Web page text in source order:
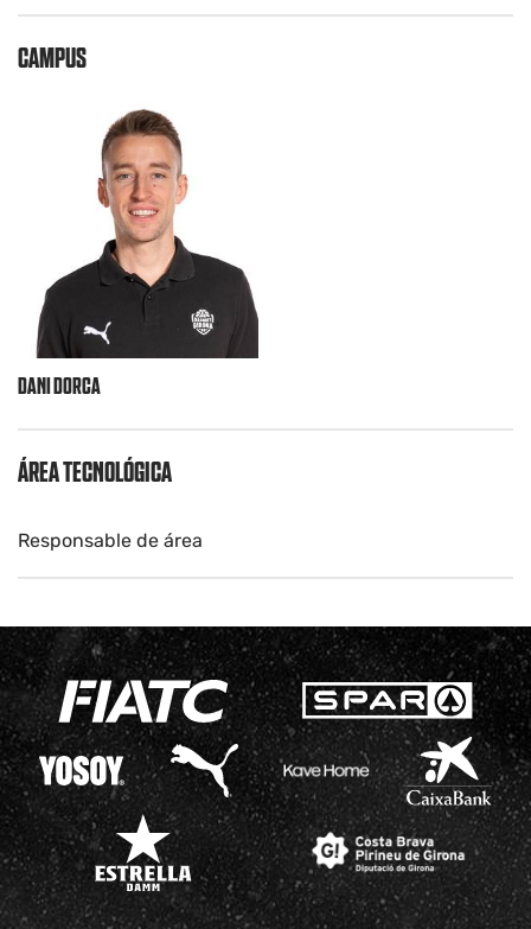
CAMPUS
DANI DORCA
ÁREA TECNOLÓGICA
Responsable de área